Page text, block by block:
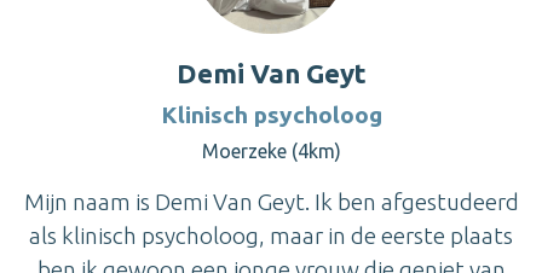
Demi Van Geyt
Klinisch psycholoog
Moerzeke (4km)
Mijn naam is Demi Van Geyt. Ik ben afgestudeerd
als klinisch psycholoog, maar in de eerste plaats